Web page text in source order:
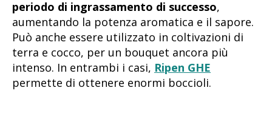
periodo di ingrassamento di successo,
aumentando la potenza aromatica e il sapore.
Può anche essere utilizzato in coltivazioni di
terra e cocco, per un bouquet ancora più
intenso. In entrambi i casi, Ripen GHE
permette di ottenere enormi boccioli.